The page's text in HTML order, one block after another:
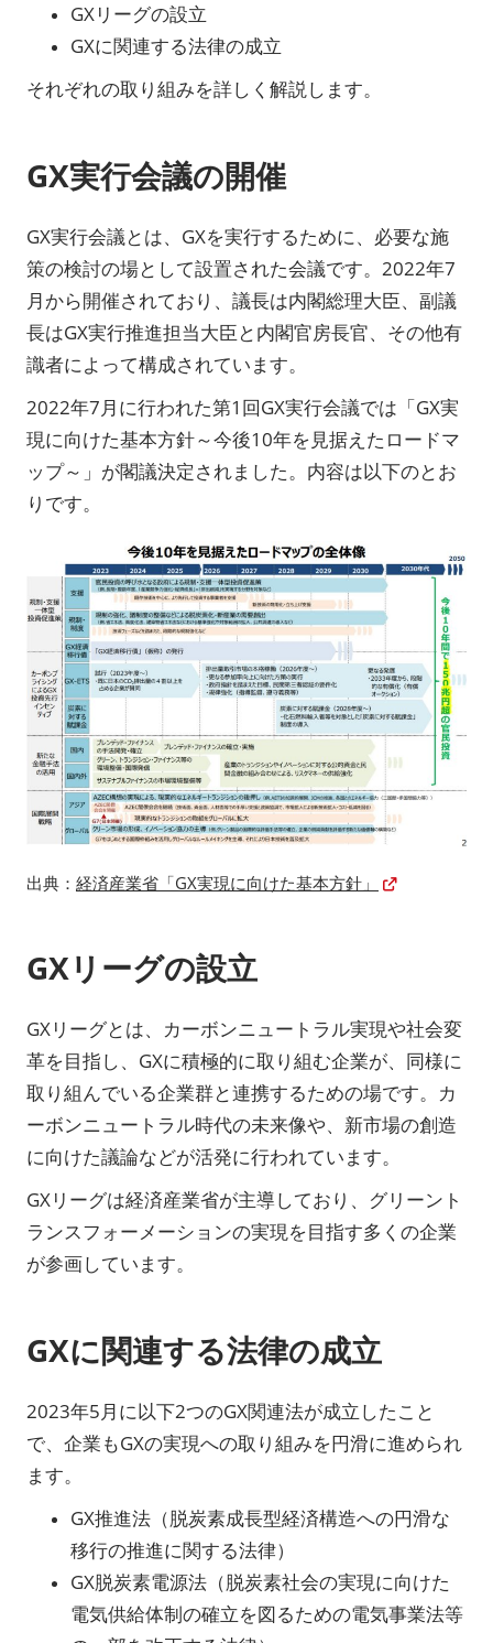
GXリーグの設立
GXに関連する法律の成立
それぞれの取り組みを詳しく解説します。
GX実行会議の開催
GX実行会議とは、GXを実行するために、必要な施
策の検討の場として設置された会議です。2022年7
月から開催されており、議長は内閣総理大臣、副議
長はGX実行推進担当大臣と内閣官房長官、その他有
識者によって構成されています。
2022年7月に行われた第1回GX実行会議では「GX実
現に向けた基本方針～今後10年を見据えたロードマ
ップ～」が閣議決定されました。内容は以下のとお
りです。
出典： 経済産業省「GX実現に向けた基本方針」
GXリーグの設立
GXリーグとは、カーボンニュートラル実現や社会変
革を目指し、GXに積極的に取り組む企業が、同様に
取り組んでいる企業群と連携するための場です。カ
ーボンニュートラル時代の未来像や、新市場の創造
に向けた議論などが活発に行われています。
GXリーグは経済産業省が主導しており、グリーント
ランスフォーメーションの実現を目指す多くの企業
が参画しています。
GXに関連する法律の成立
2023年5月に以下2つのGX関連法が成立したこと
で、企業もGXの実現への取り組みを円滑に進められ
ます。
GX推進法（脱炭素成長型経済構造への円滑な
移行の推進に関する法律）
GX脱炭素電源法（脱炭素社会の実現に向けた
電気供給体制の確立を図るための電気事業法等